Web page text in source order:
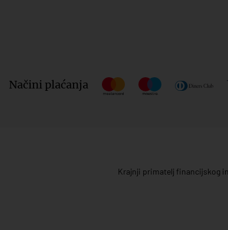
Načini plaćanja
Krajnji primatelj financijskog